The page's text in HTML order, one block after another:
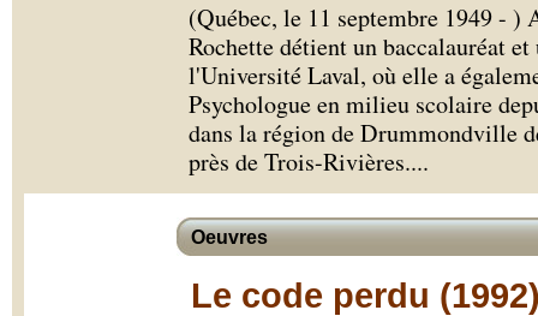
(Québec, le 11 septembre 1949 - )
Rochette détient un baccalauréat
l'Université Laval, où elle a
Psychologue en milieu scolaire
dans la région de Drummondville
près de Trois-Rivières....
Oeuvres
Le code perdu